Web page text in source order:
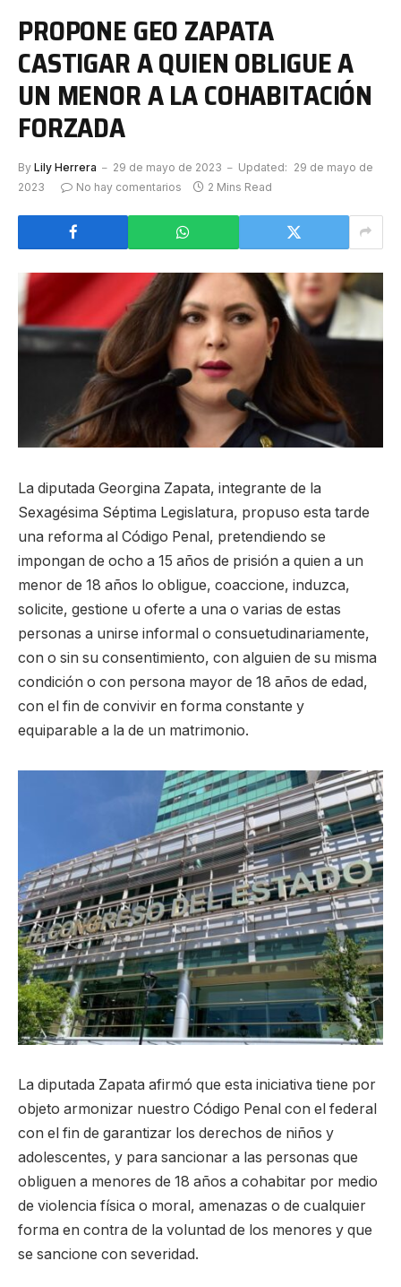
PROPONE GEO ZAPATA
CASTIGAR A QUIEN OBLIGUE A
UN MENOR A LA COHABITACIÓN
FORZADA
By Lily Herrera 29 de mayo de 2023 Updated: 29 de mayo de
2023
No hay comentarios 2 Mins Read
La diputada Georgina Zapata, integrante de la
Sexagésima Séptima Legislatura, propuso esta tarde
una reforma al Código Penal, pretendiendo se
impongan de ocho a 15 años de prisión a quien a un
menor de 18 años lo obligue, coaccione, induzca,
solicite, gestione u oferte a una o varias de estas
personas a unirse informal o consuetudinariamente,
con o sin su consentimiento, con alguien de su misma
condición o con persona mayor de 18 años de edad,
con el fin de convivir en forma constante y
equiparable a la de un matrimonio.
La diputada Zapata afirmó que esta iniciativa tiene por
objeto armonizar nuestro Código Penal con el federal
con el fin de garantizar los derechos de niños y
adolescentes, y para sancionar a las personas que
obliguen a menores de 18 años a cohabitar por medio
de violencia física o moral, amenazas o de cualquier
forma en contra de la voluntad de los menores y que
se sancione con severidad.